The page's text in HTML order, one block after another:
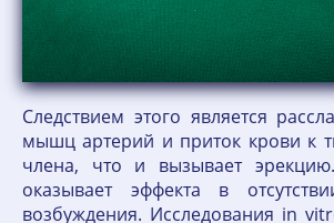
Следствием этого является
мышц артерий и приток крови к
члена, что и вызывает
оказывает эффекта в
возбуждения. Исследования in